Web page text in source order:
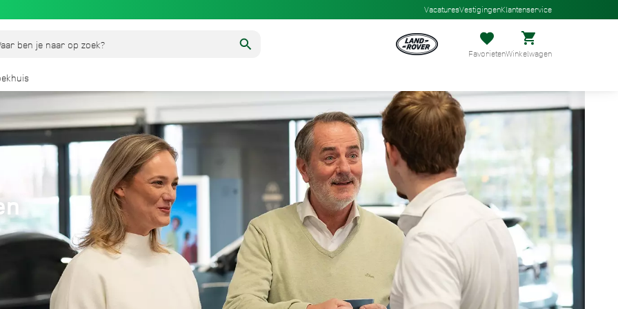
VacaturesVestigingenKlantenservice
ben je naar op zoek?
FavorietenWinkelwagen